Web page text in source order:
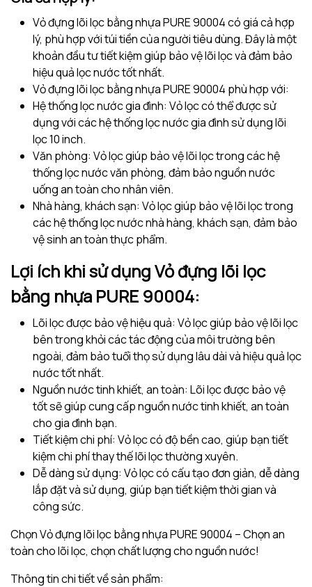
Vỏ đựng lõi lọc bằng nhựa PURE 90004 có giá cả hợp
lý, phù hợp với túi tiền của người tiêu dùng. Đây là một
khoản đầu tư tiết kiệm giúp bảo vệ lõi lọc và đảm bảo
hiệu quả lọc nước tốt nhất.
Vỏ đựng lõi lọc bằng nhựa PURE 90004 phù hợp với:
Hệ thống lọc nước gia đình: Vỏ lọc có thể được sử
dụng với các hệ thống lọc nước gia đình sử dụng lõi
lọc 10 inch.
Văn phòng: Vỏ lọc giúp bảo vệ lõi lọc trong các hệ
thống lọc nước văn phòng, đảm bảo nguồn nước
uống an toàn cho nhân viên.
Nhà hàng, khách sạn: Vỏ lọc giúp bảo vệ lõi lọc trong
các hệ thống lọc nước nhà hàng, khách sạn, đảm bảo
vệ sinh an toàn thực phẩm.
Lợi ích khi sử dụng Vỏ đựng lõi lọc
bằng nhựa PURE 90004:
Lõi lọc được bảo vệ hiệu quả: Vỏ lọc giúp bảo vệ lõi lọc
bên trong khỏi các tác động của môi trường bên
ngoài, đảm bảo tuổi thọ sử dụng lâu dài và hiệu quả lọc
nước tốt nhất.
Nguồn nước tinh khiết, an toàn: Lõi lọc được bảo vệ
tốt sẽ giúp cung cấp nguồn nước tinh khiết, an toàn
cho gia đình bạn.
Tiết kiệm chi phí: Vỏ lọc có độ bền cao, giúp bạn tiết
kiệm chi phí thay thế lõi lọc thường xuyên.
Dễ dàng sử dụng: Vỏ lọc có cấu tạo đơn giản, dễ dàng
lắp đặt và sử dụng, giúp bạn tiết kiệm thời gian và
công sức.
Chọn Vỏ đựng lõi lọc bằng nhựa PURE 90004 – Chọn an
toàn cho lõi lọc, chọn chất lượng cho nguồn nước!
Thông tin chi tiết về sản phẩm: